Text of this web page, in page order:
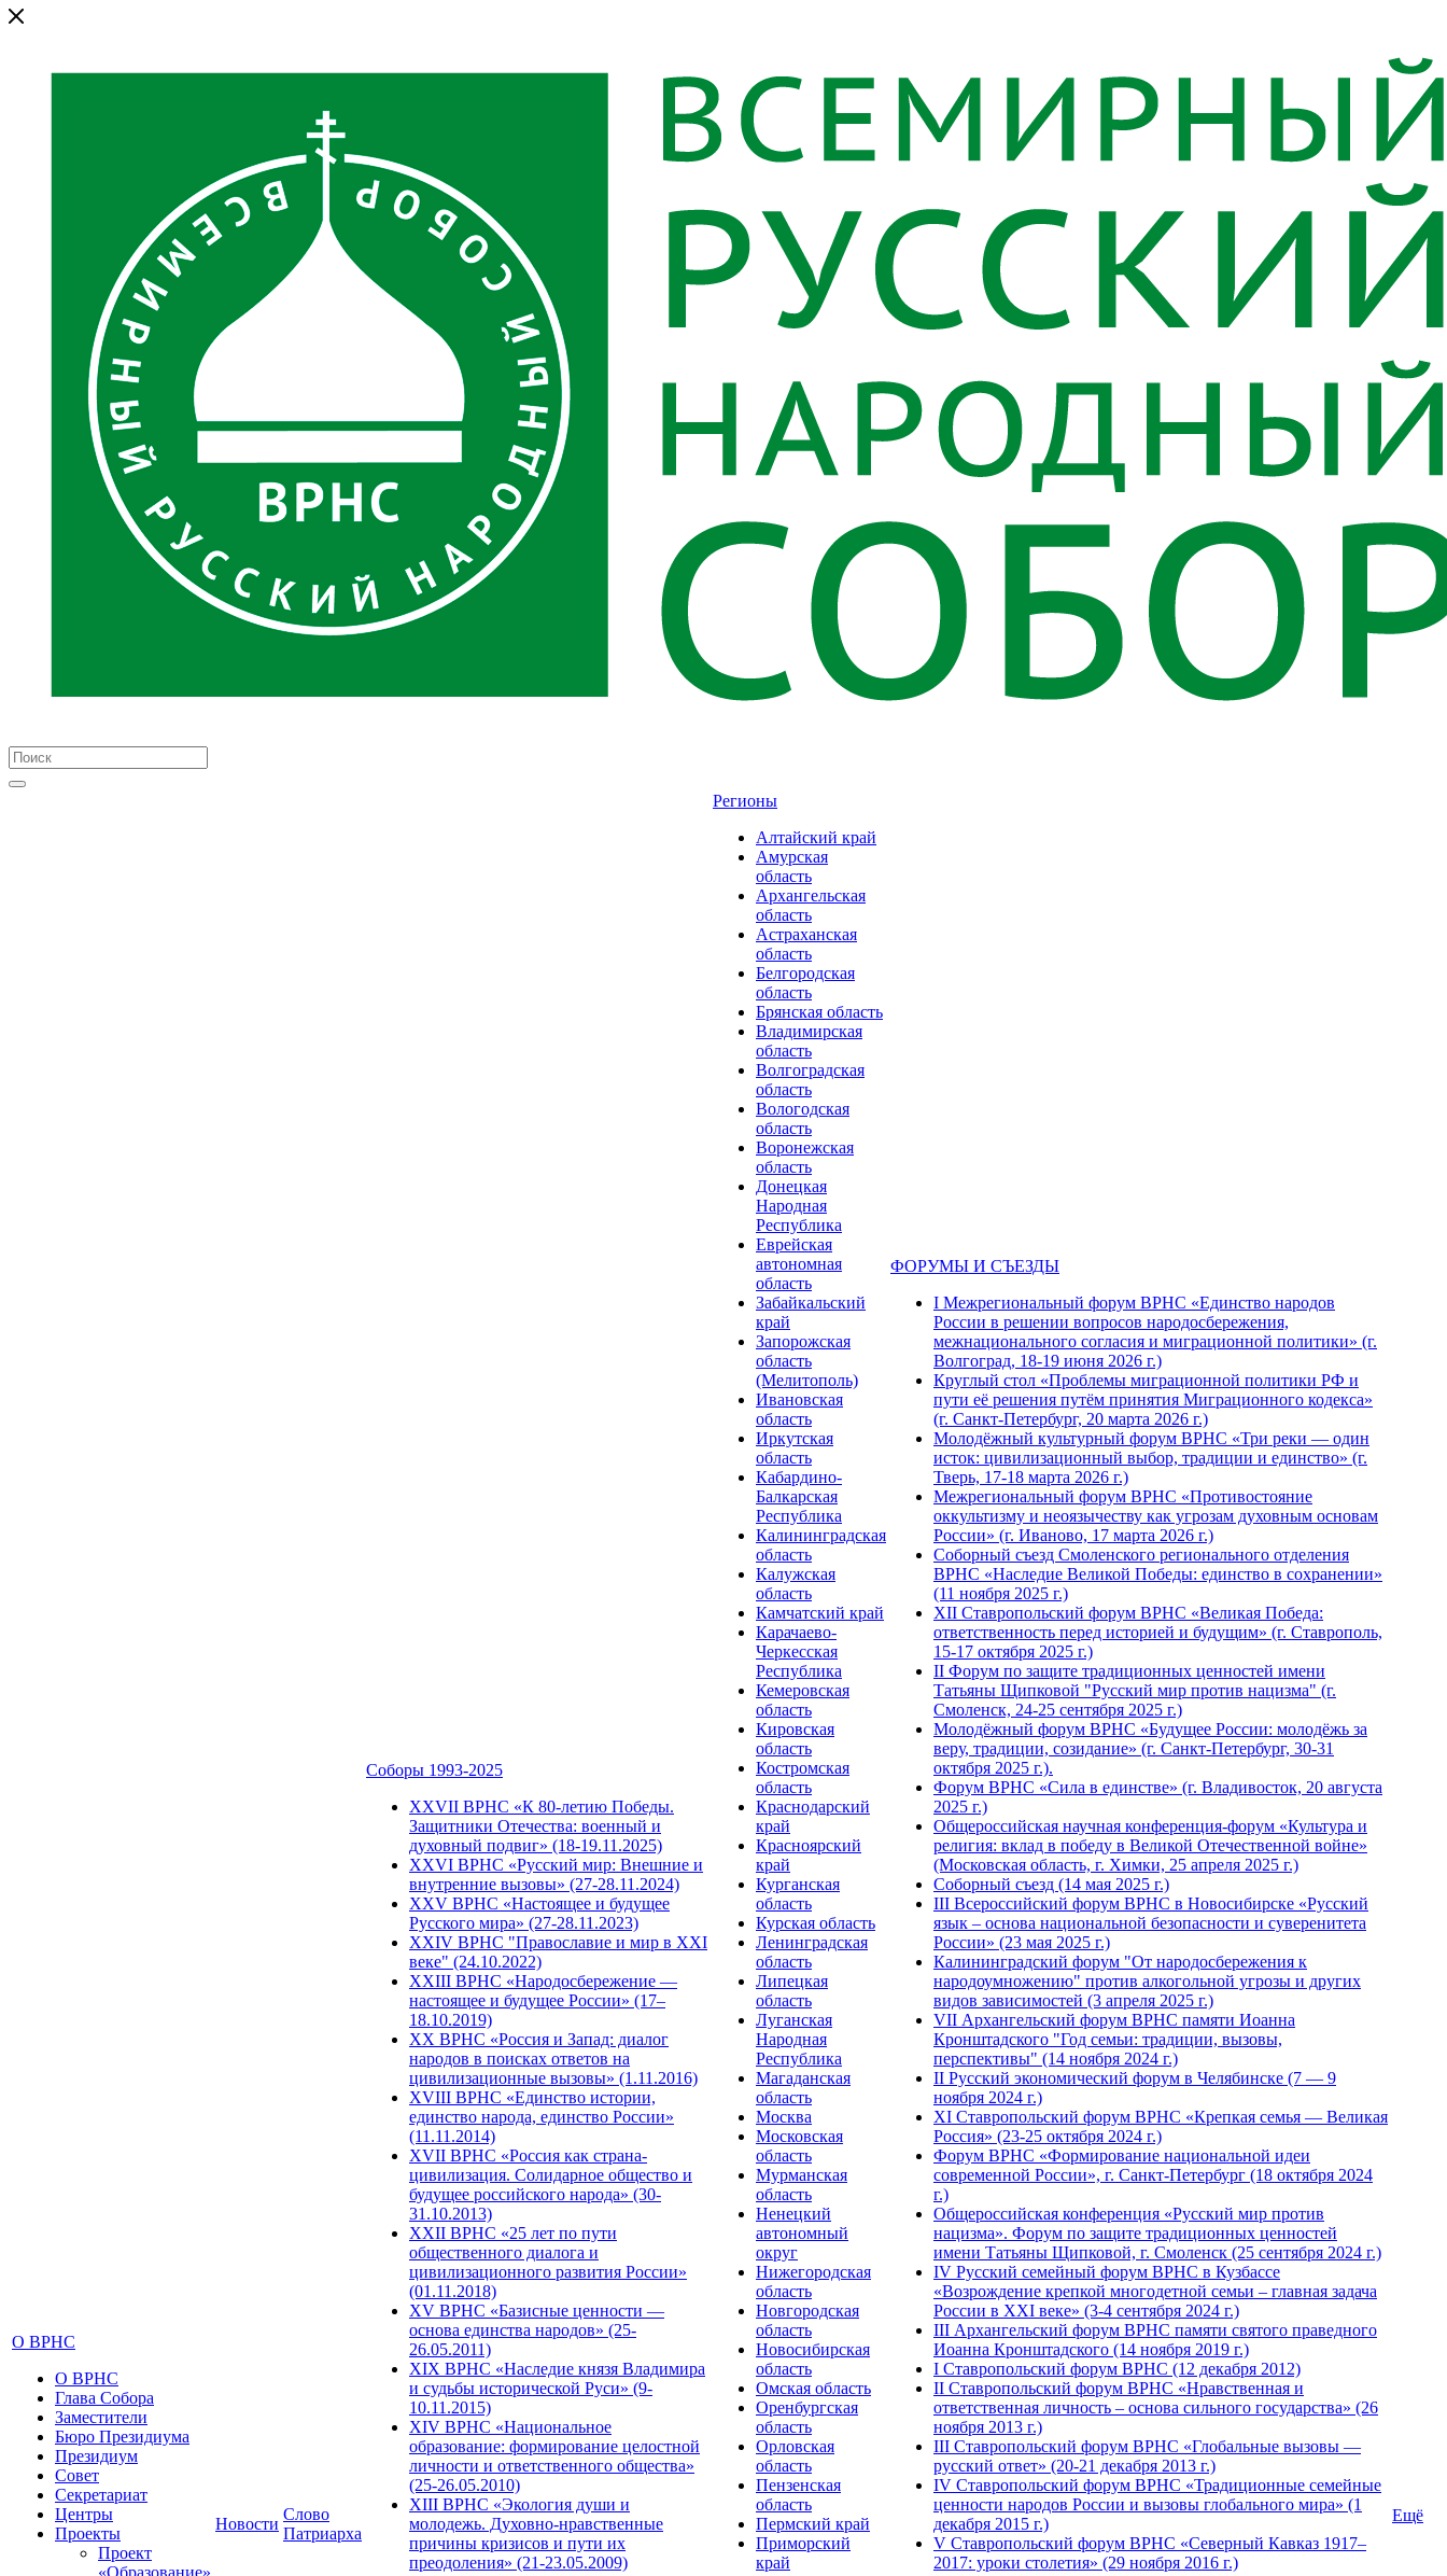
О ВРНС
О ВРНС
Глава Собора
Заместители
Бюро Президиума
Президиум
Совет
Секретариат
Центры
Проекты
Проект
«Образование»
Новости
Слово
Патриарха
Соборы 1993-2025
ХХVII ВРНС «К 80-летию Победы.
Защитники Отечества: военный и
духовный подвиг» (18-19.11.2025)
XXVI ВРНС «Русский мир: Внешние и
внутренние вызовы» (27-28.11.2024)
XXV ВРНС «Настоящее и будущее
Русского мира» (27-28.11.2023)
XXIV ВРНС "Православие и мир в XXI
веке" (24.10.2022)
XXIII ВРНС «Народосбережение —
настоящее и будущее России» (17–
18.10.2019)
XX ВРНС «Россия и Запад: диалог
народов в поисках ответов на
цивилизационные вызовы» (1.11.2016)
XVIII ВРНС «Единство истории,
единство народа, единство России»
(11.11.2014)
XVII ВРНС «Россия как страна-
цивилизация. Солидарное общество и
будущее российского народа» (30-
31.10.2013)
XXII ВРНС «25 лет по пути
общественного диалога и
цивилизационного развития России»
(01.11.2018)
XV ВРНС «Базисные ценности —
основа единства народов» (25-
26.05.2011)
XIX ВРНС «Наследие князя Владимира
и судьбы исторической Руси» (9-
10.11.2015)
XIV ВРНС «Национальное
образование: формирование целостной
личности и ответственного общества»
(25-26.05.2010)
XIII ВРНС «Экология души и
молодежь. Духовно-нравственные
причины кризисов и пути их
преодоления» (21-23.05.2009)
Регионы
Алтайский край
Амурская
область
Архангельская
область
Астраханская
область
Белгородская
область
Брянская область
Владимирская
область
Волгоградская
область
Вологодская
область
Воронежская
область
Донецкая
Народная
Республика
Еврейская
автономная
область
Забайкальский
край
Запорожская
область
(Мелитополь)
Ивановская
область
Иркутская
область
Кабардино-
Балкарская
Республика
Калининградская
область
Калужская
область
Камчатский край
Карачаево-
Черкесская
Республика
Кемеровская
область
Кировская
область
Костромская
область
Краснодарский
край
Красноярский
край
Курганская
область
Курская область
Ленинградская
область
Липецкая
область
Луганская
Народная
Республика
Магаданская
область
Москва
Московская
область
Мурманская
область
Ненецкий
автономный
округ
Нижегородская
область
Новгородская
область
Новосибирская
область
Омская область
Оренбургская
область
Орловская
область
Пензенская
область
Пермский край
Приморский
край
ФОРУМЫ И СЪЕЗДЫ
I Межрегиональный форум ВРНС «Единство народов
России в решении вопросов народосбережения,
межнационального согласия и миграционной политики» (г.
Волгоград, 18-19 июня 2026 г.)
Круглый стол «Проблемы миграционной политики РФ и
пути её решения путём принятия Миграционного кодекса»
(г. Санкт-Петербург, 20 марта 2026 г.)
Молодёжный культурный форум ВРНС «Три реки — один
исток: цивилизационный выбор, традиции и единство» (г.
Тверь, 17-18 марта 2026 г.)
Межрегиональный форум ВРНС «Противостояние
оккультизму и неоязычеству как угрозам духовным основам
России» (г. Иваново, 17 марта 2026 г.)
Соборный съезд Смоленского регионального отделения
ВРНС «Наследие Великой Победы: единство в сохранении»
(11 ноября 2025 г.)
XII Ставропольский форум ВРНС «Великая Победа:
ответственность перед историей и будущим» (г. Ставрополь,
15-17 октября 2025 г.)
II Форум по защите традиционных ценностей имени
Татьяны Щипковой "Русский мир против нацизма" (г.
Смоленск, 24-25 сентября 2025 г.)
Молодёжный форум ВРНС «Будущее России: молодёжь за
веру, традиции, созидание» (г. Санкт-Петербург, 30-31
октября 2025 г.).
Форум ВРНС «Сила в единстве» (г. Владивосток, 20 августа
2025 г.)
Общероссийская научная конференция-форум «Культура и
религия: вклад в победу в Великой Отечественной войне»
(Московская область, г. Химки, 25 апреля 2025 г.)
Соборный съезд (14 мая 2025 г.)
III Всероссийский форум ВРНС в Новосибирске «Русский
язык – основа национальной безопасности и суверенитета
России» (23 мая 2025 г.)
Калининградский форум "От народосбережения к
народоумножению" против алкогольной угрозы и других
видов зависимостей (3 апреля 2025 г.)
VII Архангельский форум ВРНС памяти Иоанна
Кронштадского "Год семьи: традиции, вызовы,
перспективы" (14 ноября 2024 г.)
II Русский экономический форум в Челябинске (7 — 9
ноября 2024 г.)
ХI Ставропольский форум ВРНС «Крепкая семья — Великая
Россия» (23-25 октября 2024 г.)
Форум ВРНС «Формирование национальной идеи
современной России», г. Санкт-Петербург (18 октября 2024
г.)
Общероссийская конференция «Русский мир против
нацизма». Форум по защите традиционных ценностей
имени Татьяны Щипковой, г. Смоленск (25 сентября 2024 г.)
IV Русский семейный форум ВРНС в Кузбассе
«Возрождение крепкой многодетной семьи – главная задача
России в XXI веке» (3-4 сентября 2024 г.)
III Архангельский форум ВРНС памяти святого праведного
Иоанна Кронштадского (14 ноября 2019 г.)
I Ставропольский форум ВРНС (12 декабря 2012)
II Ставропольский форум ВРНС «Нравственная и
ответственная личность – основа сильного государства» (26
ноября 2013 г.)
III Ставропольский форум ВРНС «Глобальные вызовы —
русский ответ» (20-21 декабря 2013 г.)
IV Ставропольский форум ВРНС «Традиционные семейные
ценности народов России и вызовы глобального мира» (1
декабря 2015 г.)
V Ставропольский форум ВРНС «Северный Кавказ 1917–
2017: уроки столетия» (29 ноября 2016 г.)
Ещё